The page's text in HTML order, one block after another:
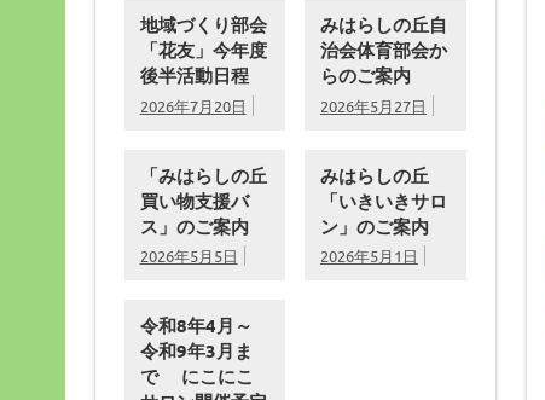
地域づくり部会
「花友」今年度
後半活動日程
2026年7月20日
みはらしの丘自
治会体育部会か
らのご案内
2026年5月27日
「みはらしの丘
買い物支援バ
ス」のご案内
2026年5月5日
みはらしの丘
「いきいきサロ
ン」のご案内
2026年5月1日
令和8年4月～
令和9年3月ま
で にこにこ